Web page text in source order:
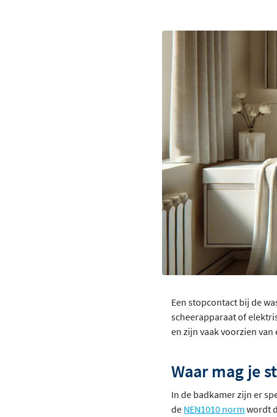
Een stopcontact bij de
scheerapparaat of
en zijn vaak voorzien
Waar mag je
In de badkamer zijn er
de NEN1010 norm wordt